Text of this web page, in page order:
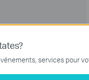
services pour